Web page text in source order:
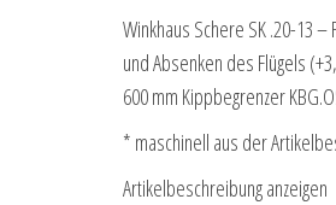
Winkhaus Schere SK .20-13
und Absenken des Flügels
600 mm Kippbegrenzer
* maschinell aus der
Artikelbeschreibung anzeigen